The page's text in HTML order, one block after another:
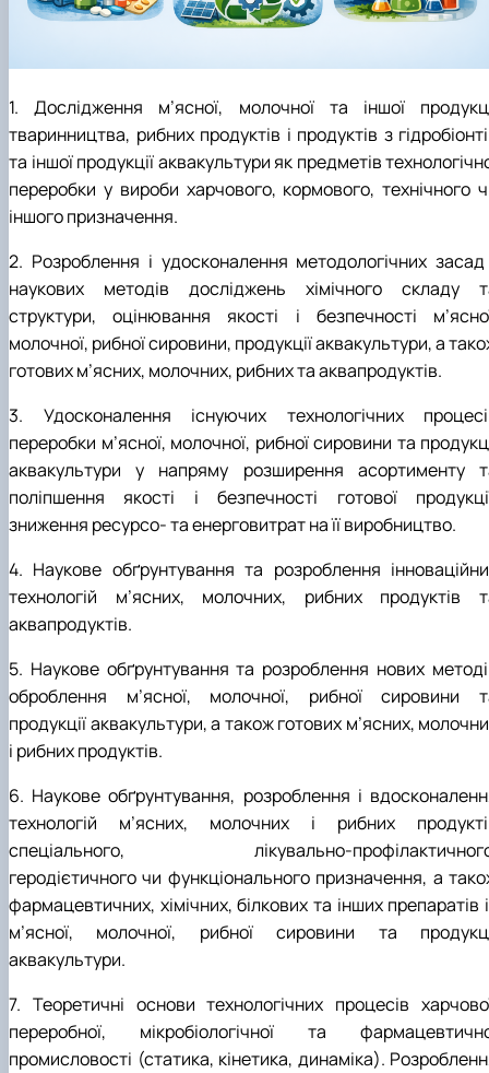
Матеріально-технічна база
Бази практичного навчання здобувачів
1. Дослідження м’ясної, молочної та іншої
тваринництва, рибних продуктів і продуктів з
та іншої продукції аквакультури як предметів
переробки у вироби харчового, кормового, технічного
іншого призначення.
2. Розроблення і удосконалення методологічних засад
наукових методів досліджень хімічного складу
структури, оцінювання якості і безпечності
молочної, рибної сировини, продукції аквакультури, а
готових м’ясних, молочних, рибних та аквапродуктів.
3. Удосконалення існуючих технологічних
переробки м’ясної, молочної, рибної сировини та
аквакультури у напряму розширення асортименту
поліпшення якості і безпечності готової
зниження ресурсо- та енерговитрат на її виробництво.
4. Наукове обґрунтування та розроблення
технологій м’ясних, молочних, рибних продуктів
аквапродуктів.
5. Наукове обґрунтування та розроблення нових
оброблення м’ясної, молочної, рибної сировини
продукції аквакультури, а також готових м’ясних,
і рибних продуктів.
6. Наукове обґрунтування, розроблення і
технологій м’ясних, молочних і рибних
спеціального, лікувально-
геродієтичного чи функціонального призначення, а
фармацевтичних, хімічних, білкових та інших препаратів
м’ясної, молочної, рибної сировини та
аквакультури.
7. Теоретичні основи технологічних процесів
переробної, мікробіологічної та
промисловості (статика, кінетика, динаміка).